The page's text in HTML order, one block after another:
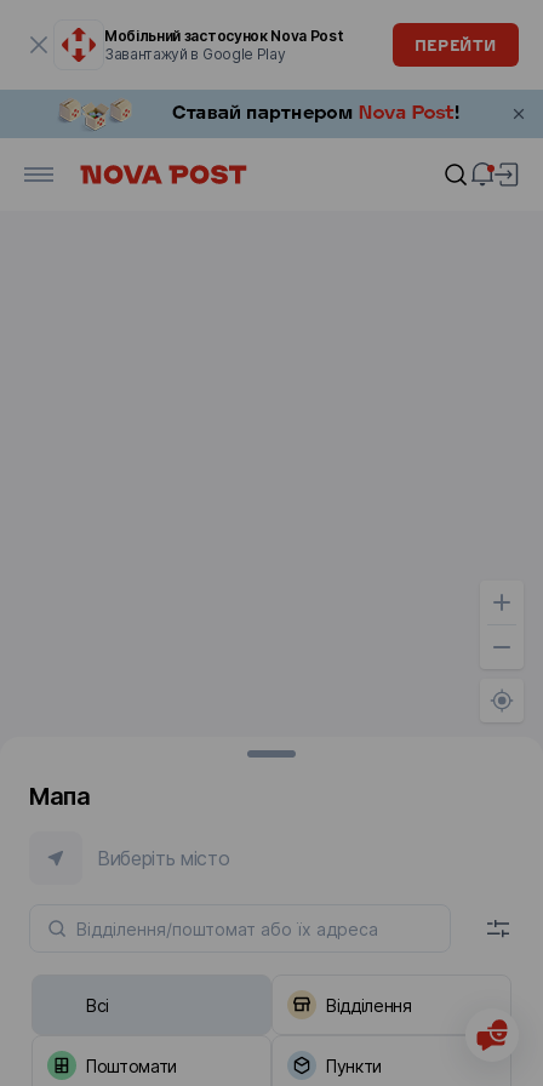
Мобільний застосунок Nova Post
Завантажуй в Google Play
ПЕРЕЙТИ
Мапа
Виберіть місто
Всі Відділення
Поштомати Пункти